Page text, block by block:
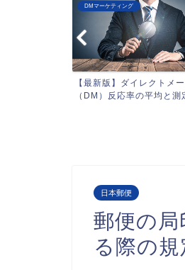
DMマーケティング
日本郵便
郵便の
る際の